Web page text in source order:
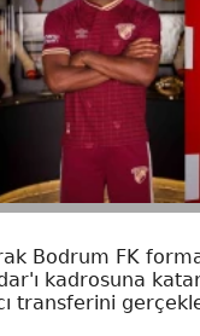
Bodrum FK
kadrosuna
transferini